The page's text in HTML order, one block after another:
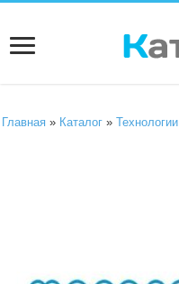
Главная » Каталог »Технологии